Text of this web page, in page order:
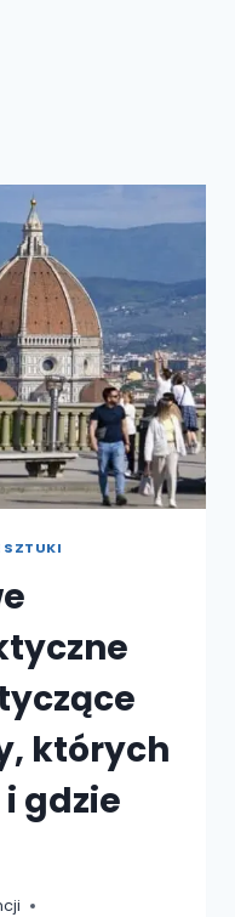
SZTUKI
których
gdzie